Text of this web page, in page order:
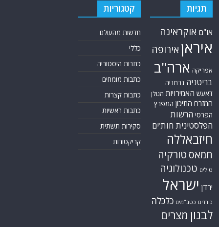
תגיות
או"ם אוקראינה
איראן אירופה
אפריקה ארה"ב
בריטניה גרמניה
דאעש האמירויות הגולן
המזרח התיכון המפרץ
הפרסי הרשות
הפלסטינית חות'ים
חיזבאללה
חמאס טורקיה
טילים טכנולוגיה
ירדן ישראל
כורדים כטב"מים כלכלה
לבנון מצרים
קטגוריות
חדשות מהעולם
כללי
כתבות היסטוריה
כתבות מומחים
כתבות קצרות
כתבות ראשיות
סקירות תשתית
קריקטורות